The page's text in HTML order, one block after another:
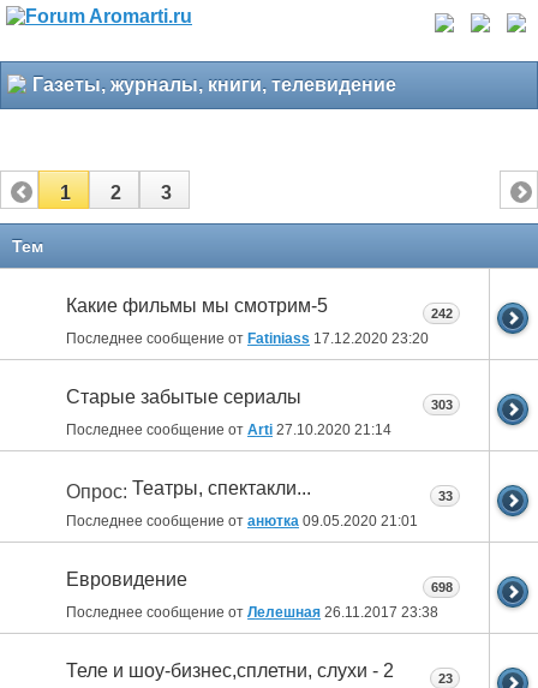
Газеты, журналы, книги, телевидение
1 2 3
Тем
Какие фильмы мы смотрим-5
Последнее сообщение от Fatiniass 17.12.2020 23:20
242
Старые забытые сериалы
Последнее сообщение от Arti 27.10.2020 21:14
303
Опрос: Театры, спектакли...
Последнее сообщение от анютка 09.05.2020 21:01
33
Евровидение
Последнее сообщение от Лелешная 26.11.2017 23:38
698
Теле и шоу-бизнес,сплетни, слухи - 2 23